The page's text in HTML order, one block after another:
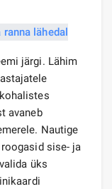
järgi. Lähim
avaneb
Nautige
sise- ja
üks